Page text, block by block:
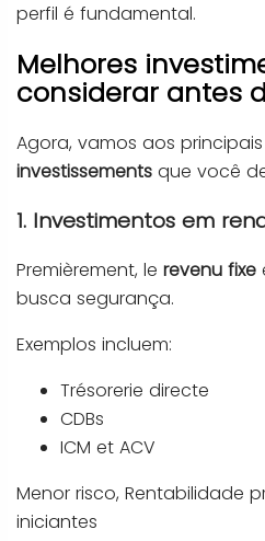
perfil é fundamental.
Melhores
considerar antes
Agora, vamos aos
investissements que você
1. Investimentos em
Premièrement, le revenu fixe
busca segurança.
Exemplos incluem:
Trésorerie directe
CDBs
ICM et ACV
Menor risco, Rentabilidade
iniciantes